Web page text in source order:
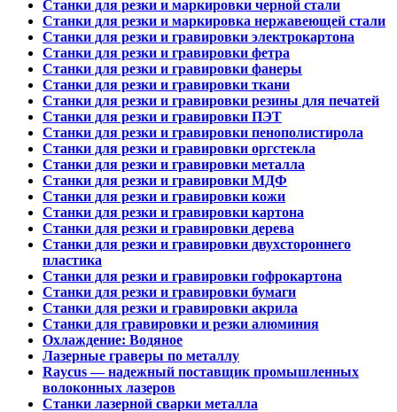
Станки для резки и маркировки черной стали
Станки для резки и маркировка нержавеющей стали
Станки для резки и гравировки электрокартона
Станки для резки и гравировки фетра
Станки для резки и гравировки фанеры
Станки для резки и гравировки ткани
Станки для резки и гравировки резины для печатей
Станки для резки и гравировки ПЭТ
Станки для резки и гравировки пенополистирола
Станки для резки и гравировки оргстекла
Станки для резки и гравировки металла
Станки для резки и гравировки МДФ
Станки для резки и гравировки кожи
Станки для резки и гравировки картона
Станки для резки и гравировки дерева
Станки для резки и гравировки двухстороннего
пластика
Станки для резки и гравировки гофрокартона
Станки для резки и гравировки бумаги
Станки для резки и гравировки акрила
Станки для гравировки и резки алюминия
Охлаждение: Водяное
Лазерные граверы по металлу
Raycus — надежный поставщик промышленных
волоконных лазеров
Cтанки лазерной сварки металла